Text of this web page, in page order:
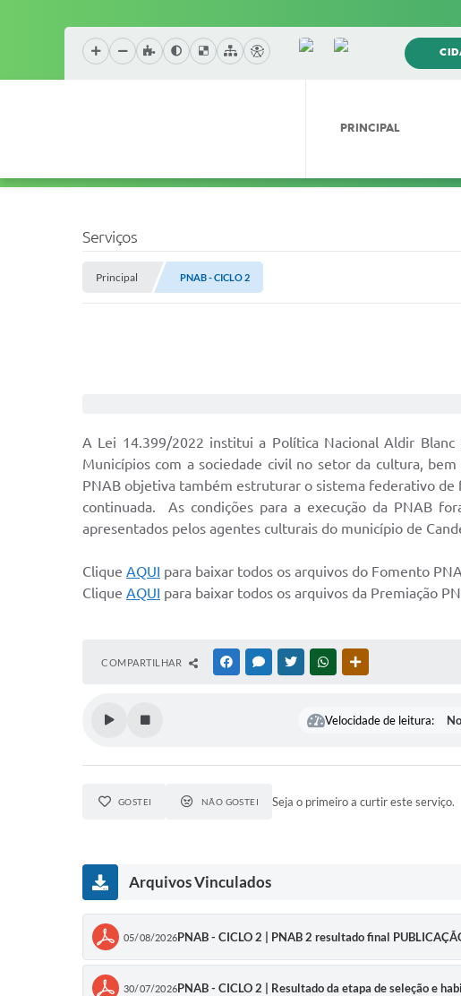
PRINCIPAL
Serviços
Principal PNAB - CICLO 2
A Lei 14.399/2022 institui a Política Nacional Aldir
Municípios com a sociedade civil no setor da cultura,
PNAB objetiva também estruturar o sistema federativo de
continuada. As condições para a execução da PNAB
apresentados pelos agentes culturais do município de
Clique AQUI para baixar todos os arquivos do Fomento
Clique AQUI para baixar todos os arquivos da Premiação
COMPARTILHAR FACEBOOKMESSENGER
TWITTERWHATSAPP
Velocidade de leitura:
GOSTEI NÃO GOSTEI Seja o primeiro a curtir este serviço.
Arquivos Vinculados
05/08/2026PNAB - CICLO 2 | PNAB 2 resultado final
30/07/2026PNAB - CICLO 2 | Resultado da etapa de seleção e